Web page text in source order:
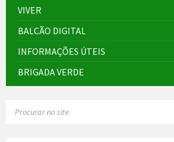
VIVER
BALCÃO DIGITAL
INFORMAÇÕES ÚTEIS
BRIGADA VERDE